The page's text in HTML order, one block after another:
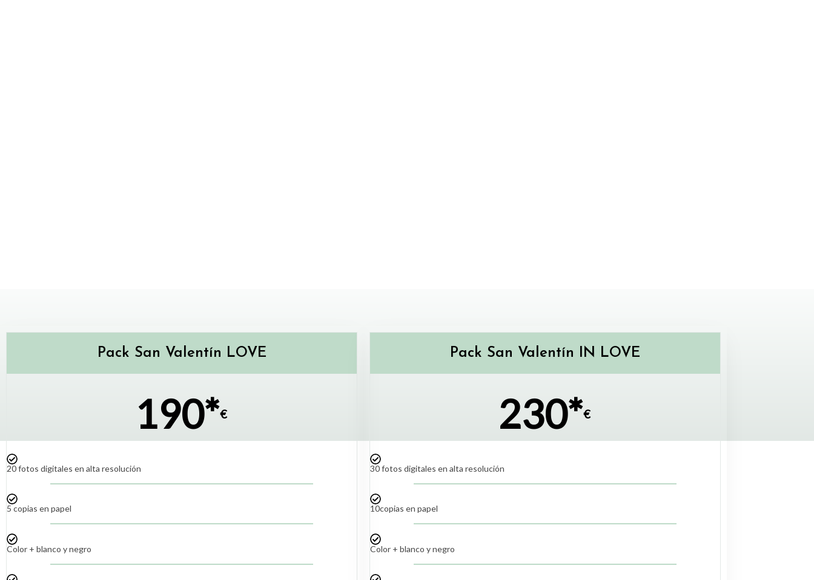
Pack San Valentín LOVE
190*€
20 fotos digitales en alta resolución
5 copias en papel
Color + blanco y negro
Pack San Valentín IN LOVE
230*€
30 fotos digitales en alta resolución
10copias en papel
Color + blanco y negro